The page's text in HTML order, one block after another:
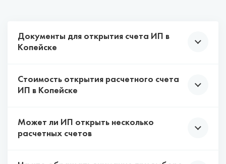
Документы для открытия счета ИП в
Копейске
У каждого банка свои требования к списку
документов, которые нужны для открытия
Чаще всего хватает паспорта, ИНН и ОГРНИП.
Стоимость открытия расчетного счета
ИП в Копейске
Многие банки Копейска подключают тарифы на
РКО, в рамках которых можно открыть расчетный
Может ли ИП открыть несколько
расчетных счетов